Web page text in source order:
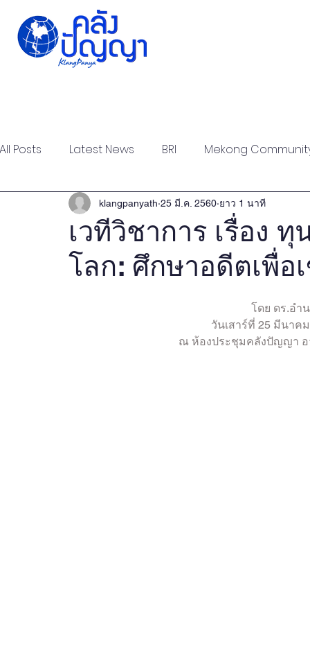
All Posts Latest News BRI Mekong
Strategic Forum Think Tank Forum
Research Articles Policy Briefs
East & Southeast Asia Monitor
เวทีวิชาการ เรื่อง
โลก: ศึกษาอดีตเพื่อ
klangpanyath 25 มี.ค. 2560 ยาว 1 นาที
โดย ดร.อำ
วันเสาร์ที่ 25 มีนาค
ณ ห้องประชุมคลังปัญญา อ